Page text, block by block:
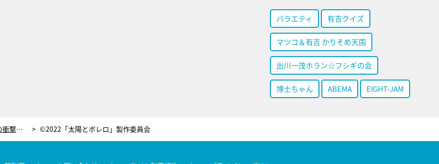
バラエティ 有吉クイズ
マツコ＆有吉 かりそめ天国
出川一茂ホラン☆フシギの会
博士ちゃん ABEMA EIGHT-JAM
河相我聞、伝説のドラマ『未成年』での衝撃。いしだ壱成の演技をみて「資質から違う。僕はもう辞めようと」 ©2022「太陽とボレロ」製作委員会